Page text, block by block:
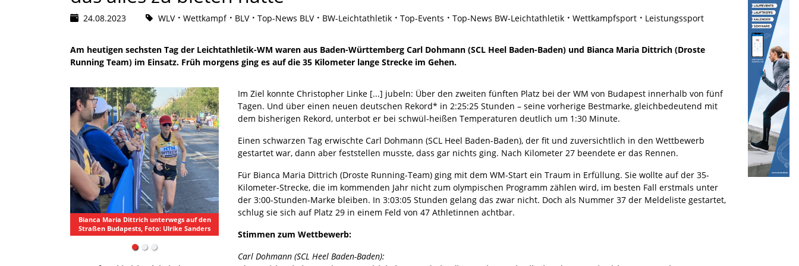
24.08.2023 WLV Wettkampf BLV Top-News BLV BW-Leichtathletik Top-Events Top-News BW-Leichtathletik Wettkampfsport Leistungssport
Am heutigen sechsten Tag der Leichtathletik-WM waren aus Baden-Württemberg Carl Dohmann (SCL Heel Baden-Baden) und Bianca Maria Dittrich (Droste
Running Team) im Einsatz. Früh morgens ging es auf die 35 Kilometer lange Strecke im Gehen.
Bianca Maria Dittrich unterwegs auf den
Straßen Budapests, Foto: Ulrike Sanders
Carl Dohmann im WM-Rennen über 35
Kilometer, Foto: Ulrike Sanders
Im Ziel konnte Christopher Linke [...] jubeln: Über den zweiten fünften Platz bei der WM von Budapest innerhalb von fünf
Tagen. Und über einen neuen deutschen Rekord* in 2:25:25 Stunden – seine vorherige Bestmarke, gleichbedeutend mit
dem bisherigen Rekord, unterbot er bei schwül-heißen Temperaturen deutlich um 1:30 Minute.
Einen schwarzen Tag erwischte Carl Dohmann (SCL Heel Baden-Baden), der fit und zuversichtlich in den Wettbewerb
gestartet war, dann aber feststellen musste, dass gar nichts ging. Nach Kilometer 27 beendete er das Rennen.
Für Bianca Maria Dittrich (Droste Running-Team) ging mit dem WM-Start ein Traum in Erfüllung. Sie wollte auf der 35-
Kilometer-Strecke, die im kommenden Jahr nicht zum olympischen Programm zählen wird, im besten Fall erstmals unter
der 3:00-Stunden-Marke bleiben. In 3:03:05 Stunden gelang das zwar nicht. Doch als Nummer 37 der Meldeliste gestartet,
schlug sie sich auf Platz 29 in einem Feld von 47 Athletinnen achtbar.
Stimmen zum Wettbewerb:
Carl Dohmann (SCL Heel Baden-Baden):